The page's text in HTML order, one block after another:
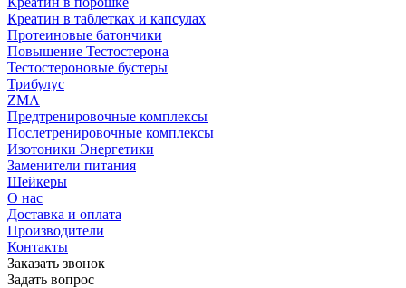
Креатин в таблетках и капсулах
Протеиновые батончики
Повышение Тестостерона
Тестостероновые бустеры
Трибулус
ZMA
Предтренировочные комплексы
Послетренировочные комплексы
Изотоники Энергетики
Заменители питания
Шейкеры
О нас
Доставка и оплата
Производители
Контакты
Заказать звонок
Задать вопрос